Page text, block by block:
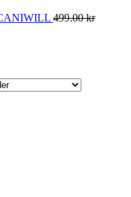
499.00kr